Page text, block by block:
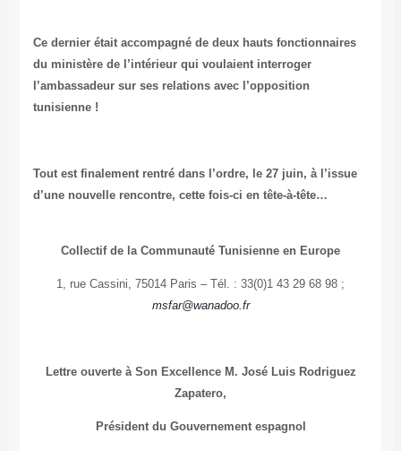
Ce dernier était accompagné de deux hauts fonctionnaires
du ministère de l’intérieur qui voulaient interroger
l’ambassadeur sur ses relations avec l’opposition
tunisienne !
Tout est finalement rentré dans l’ordre, le 27 juin, à l’issue
d’une nouvelle rencontre, cette fois-ci en tête-à-tête…
Collectif de la Communauté Tunisienne en Europe
1, rue Cassini, 75014 Paris – Tél. : 33(0)1 43 29 68 98 ;
msfar@wanadoo.fr
Lettre ouverte à Son Excellence M. José Luis Rodriguez
Zapatero,
Président du Gouvernement espagnol